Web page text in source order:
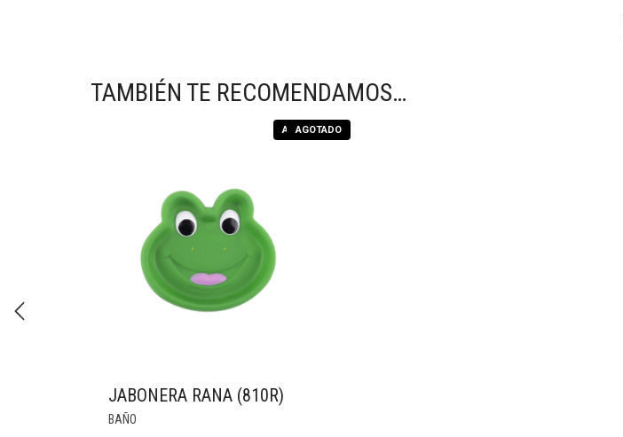
TAMBIÉN TE RECOMENDAMOS…
AGOTADO
AGOTADO
JABONERA RANA (810R)
BAÑO